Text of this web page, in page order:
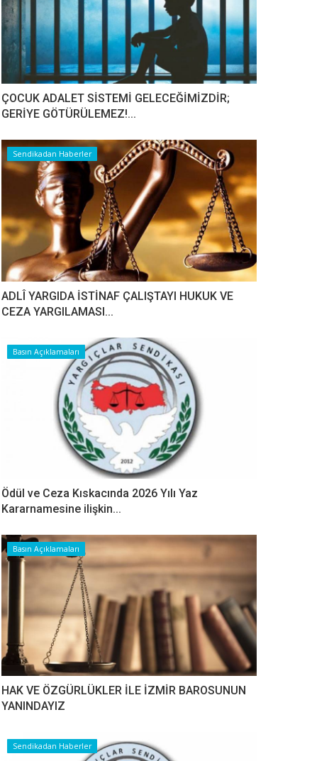
ÇOCUK ADALET SİSTEMİ GELECEĞİMİZDİR;
GERİYE GÖTÜRÜLEMEZ!...
Sendikadan Haberler
ADLÎ YARGIDA İSTİNAF ÇALIŞTAYI HUKUK VE
CEZA YARGILAMASI...
Basın Açıklamaları
Ödül ve Ceza Kıskacında 2026 Yılı Yaz
Kararnamesine ilişkin...
Basın Açıklamaları
HAK VE ÖZGÜRLÜKLER İLE İZMİR BAROSUNUN
YANINDAYIZ
Sendikadan Haberler